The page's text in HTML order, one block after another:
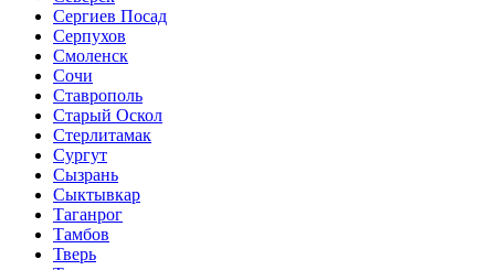
Сергиев Посад
Серпухов
Смоленск
Сочи
Ставрополь
Старый Оскол
Стерлитамак
Сургут
Сызрань
Сыктывкар
Таганрог
Тамбов
Тверь